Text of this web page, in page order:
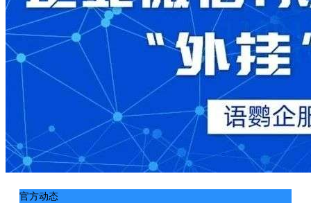
官方动态